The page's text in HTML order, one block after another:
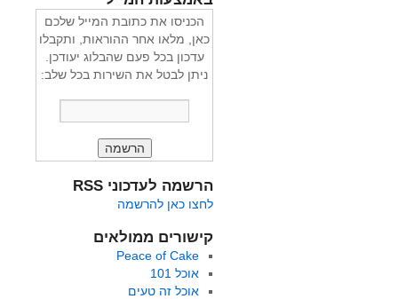
הכניסו את כתובת המייל שלכם
כאן, מלאו אחר ההוראות, ותקבלו
עדכון בכל פעם שהבלוג יעודכן.
ניתן לבטל את השירות בכל שלב:
הרשמה לעדכוני RSS
לחצו כאן להרשמה
קישורים ממולאים
Peace of Cake
אוכל 101
אוכל זה טעים